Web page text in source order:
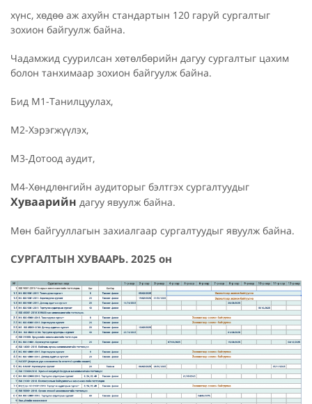
хүнс, хөдөө аж ахуйн стандартын 120 гаруй сургалтыг
зохион байгуулж байна.
Чадамжид суурилсан хөтөлбөрийн дагуу сургалтыг цахим
болон танхимаар зохион байгуулж байна.
Бид М1-Танилцуулах,
М2-Хэрэгжүүлэх,
М3-Дотоод аудит,
М4-Хөндлөнгийн аудиторыг бэлтгэх сургалтуудыг
Хуваарийн дагуу явуулж байна.
Мөн байгууллагын захиалгаар сургалтуудыг явуулж байна.
СУРГАЛТЫН ХУВААРЬ. 2025 он